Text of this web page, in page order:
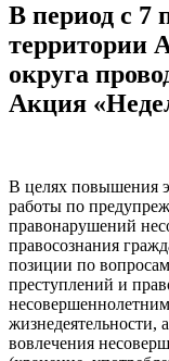
В период с 7
территории
округа
Акция
В целях повышения
работы по
правонарушений
правосознания
позиции по
преступлений и
жизнедеятельности,
вовлечения